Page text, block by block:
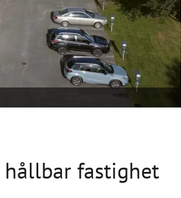
fastighet